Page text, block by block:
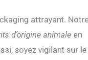
attrayant.
d’origine animale en
soyez vigilant sur